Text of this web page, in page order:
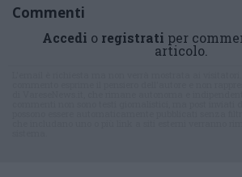
Commenti
Accedi o registrati per
articolo.